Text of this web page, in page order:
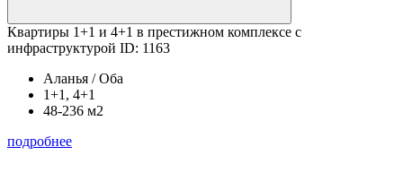
Квартиры 1+1 и 4+1 в престижном комплексе с
инфраструктурой ID: 1163
Аланья / Оба
1+1, 4+1
48-236 м2
подробнее